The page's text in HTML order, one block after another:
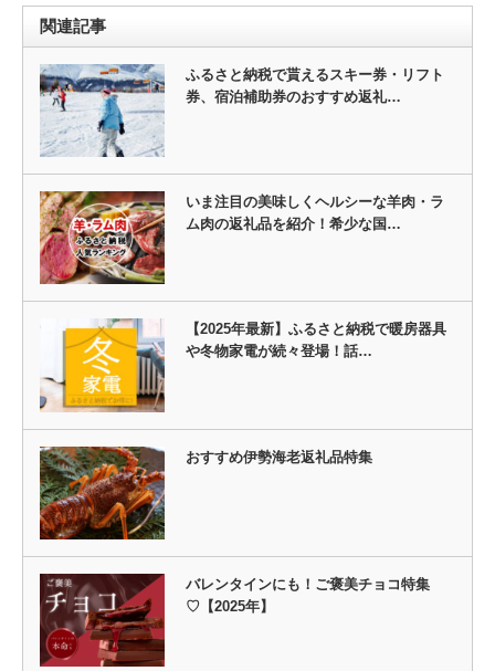
関連記事
ふるさと納税で貰えるスキー券・リフト
券、宿泊補助券のおすすめ返礼…
いま注目の美味しくヘルシーな羊肉・ラ
ム肉の返礼品を紹介！希少な国…
【2025年最新】ふるさと納税で暖房器具
や冬物家電が続々登場！話…
おすすめ伊勢海老返礼品特集
バレンタインにも！ご褒美チョコ特集
♡【2025年】